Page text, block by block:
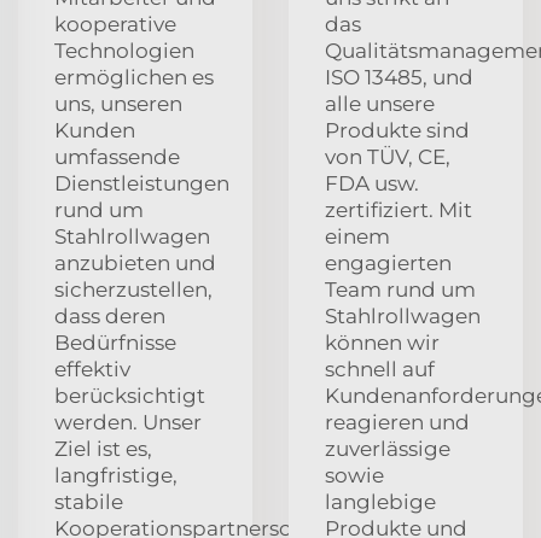
kooperative
Technologien
ermöglichen es
uns, unseren
Kunden
umfassende
Dienstleistungen
rund um
Stahlrollwagen
anzubieten und
sicherzustellen,
dass deren
Bedürfnisse
effektiv
berücksichtigt
werden. Unser
Ziel ist es,
langfristige,
stabile
Kooperationspartnerschaften
das
ISO 13485, und
alle unsere
Produkte sind
von TÜV, CE,
FDA usw.
zertifiziert. Mit
einem
engagierten
Team rund um
Stahlrollwagen
können wir
schnell auf
reagieren und
zuverlässige
sowie
langlebige
Produkte und